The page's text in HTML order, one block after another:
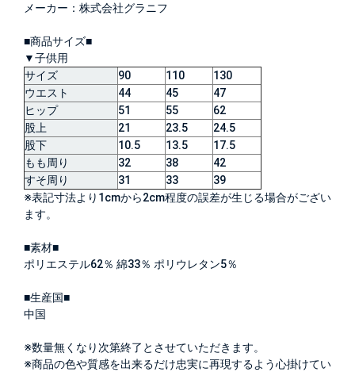
メーカー：株式会社グラニフ
■商品サイズ■
▼子供用
サイズ
90 110
130
ウエスト
44 45
47
ヒップ
51 55
62
股上
21 23.5
24.5
股下
10.5 13.5
17.5
もも周り
32 38
42
すそ周り
31 33
39
※表記寸法より1cmから2cm程度の誤差が生じる場合がござい
ます。
■素材■
ポリエステル62％ 綿33％ ポリウレタン5％
■生産国■
中国
※数量無くなり次第終了とさせていただきます。
※商品の色や質感を出来るだけ忠実に再現するよう心掛けてい